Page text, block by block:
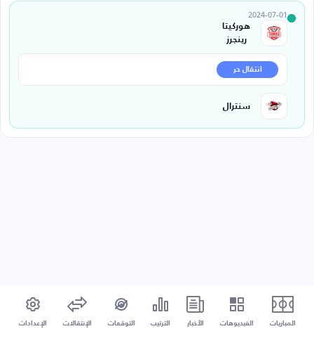
2024-07-01
هوركيتا
رينجرز
انتقال حر
سنترال
المباريات الفيديوهات الأخبار الترتيب التوقعات الإنتقالات الإعدادات